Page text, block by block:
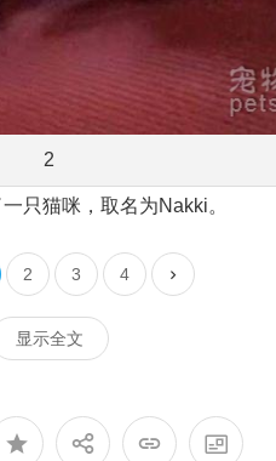
2
只猫咪，取名为Nakki。
2 3 4
显示全文